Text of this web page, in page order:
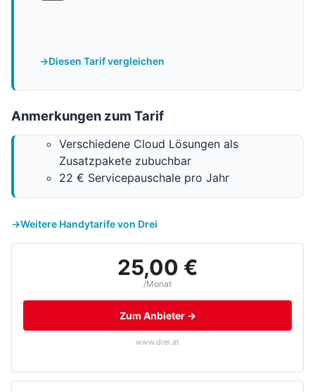
Diesen Tarif vergleichen
Anmerkungen zum Tarif
Verschiedene Cloud Lösungen als
Zusatzpakete zubuchbar
22 € Servicepauschale pro Jahr
Weitere Handytarife von Drei
25,00 €
/Monat
Zum Anbieter →
www.drei.at